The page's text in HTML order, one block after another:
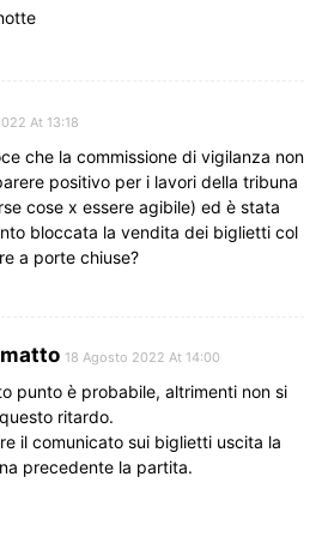
At 13:18
che la commissione di vigilanza non
positivo per i lavori della tribuna
cose x essere agibile) ed è stata
bloccata la vendita dei biglietti col
a porte chiuse?
18 Agosto 2022 At 14:00
punto è probabile, altrimenti non si
ritardo.
il comunicato sui biglietti uscita la
precedente la partita.